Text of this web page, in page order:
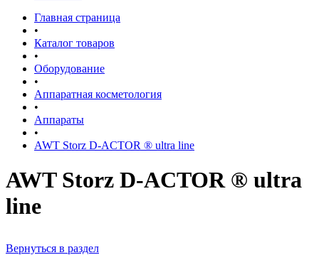
Главная страница
•
Каталог товаров
•
Оборудование
•
Аппаратная косметология
•
Аппараты
•
AWT Storz D-ACTOR ® ultra line
AWT Storz D-ACTOR ® ultra
line
Вернуться в раздел